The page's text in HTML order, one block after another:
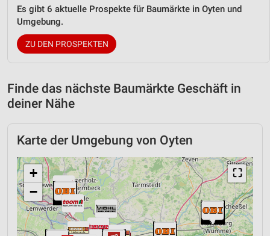
Es gibt 6 aktuelle Prospekte für Baumärkte in Oyten und
Umgebung.
ZU DEN PROSPEKTEN
Finde das nächste Baumärkte Geschäft in
deiner Nähe
Karte der Umgebung von Oyten
⛶
+
−